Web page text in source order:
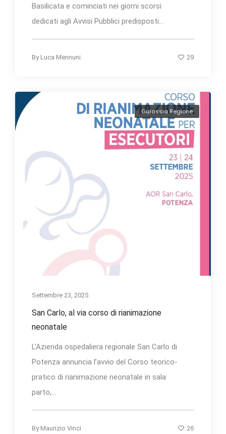
Basilicata e cominciati nei giorni scorsi
dedicati agli Avvisi Pubblici predisposti...
By Luca Mennuni 29
Galassia Regione
Settembre 23, 2025
San Carlo, al via corso di rianimazione
neonatale
L’Azienda ospedaliera regionale San Carlo di
Potenza annuncia l’avvio del Corso teorico-
pratico di rianimazione neonatale in sala
parto,...
By Maurizio Vinci 26